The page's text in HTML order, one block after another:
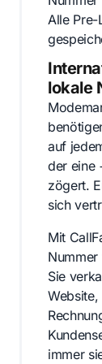
Alle Pre-
lokale
auf
der eine
zögert.
sich
Mit
Sie
immer